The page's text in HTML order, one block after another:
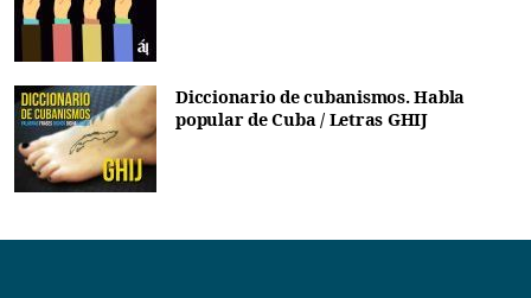
Diccionario de cubanismos. Habla
popular de Cuba / Letras GHIJ